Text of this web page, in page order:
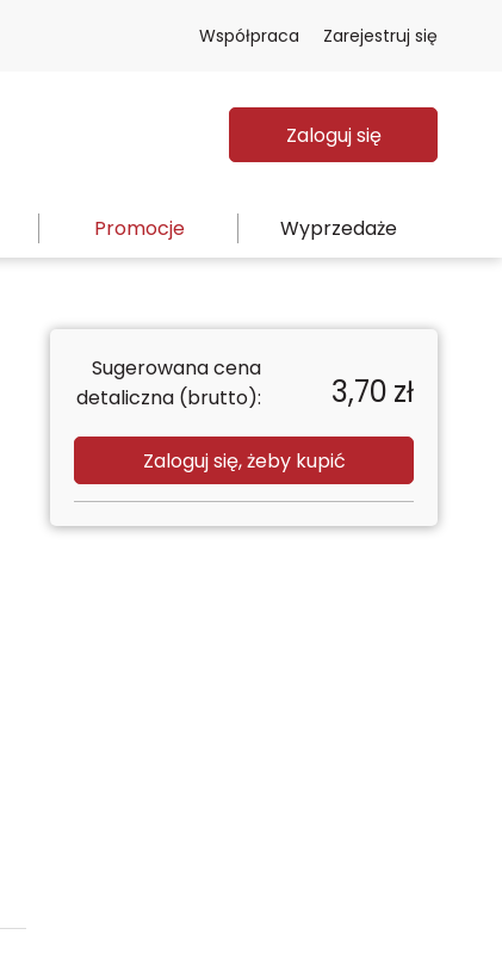
Współpraca Zarejestruj się
Zaloguj się
Promocje Wyprzedaże
Sugerowana cena
detaliczna (brutto):
3,70 zł
Zaloguj się, żeby kupić